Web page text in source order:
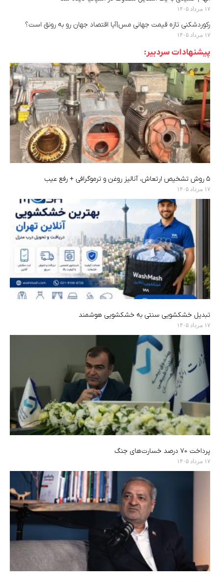
۱۷ مرداد ۱۴۰۵
رکوردشکنی تازه قیمت جهانی مس|آیا اقتصاد جهان رو به رونق است؟
۱۷ مرداد ۱۴۰۵
پیشنهادات سردبیر:
۵ روش تشخیص ارتعاش، آنالیز روغن و ترموگرافی + رفع عیب
۱۷ مرداد ۱۴۰۵
تبدیل خشکشویی سنتی به خشکشویی هوشمند
۱۷ مرداد ۱۴۰۵
پرداخت ۷۰ درصد خسارت‌های جنگ
۱۷ مرداد ۱۴۰۵